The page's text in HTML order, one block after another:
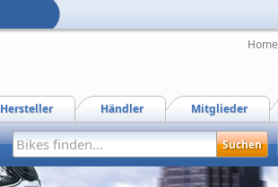
Home
Mitglieder
Händler
Hersteller